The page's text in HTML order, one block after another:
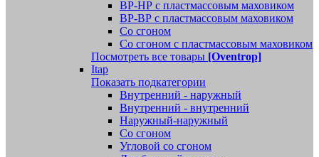
ВР-НР с пластмассовым маховиком
ВР-ВР с пластмассовым маховиком
Со сгоном
Со сгоном с пластмассовым маховиком
Посмотреть все товары [Oventrop]
Itap
Показать подкатегории
Внутренний - наружный
Внутренний - внутренний
Наружный-наружный
Со сгоном
Угловой со сгоном